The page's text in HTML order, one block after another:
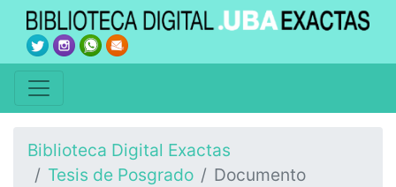
Biblioteca Digital Exactas
Tesis de Posgrado
Documento